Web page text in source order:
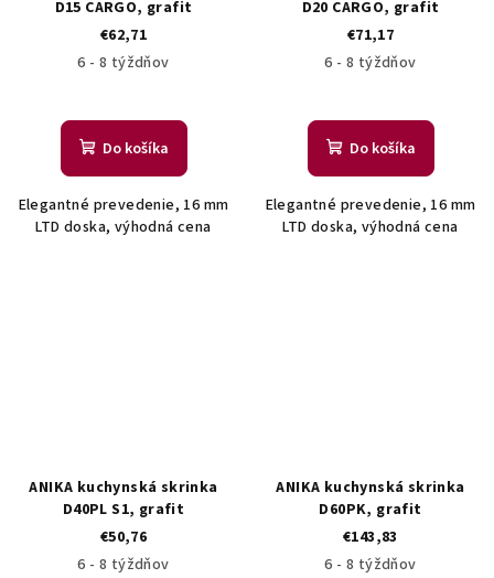
D15 CARGO, grafit
€62,71
6 - 8 týždňov
Do košíka
Elegantné prevedenie, 16 mm
LTD doska, výhodná cena
D20 CARGO, grafit
€71,17
6 - 8 týždňov
Do košíka
Elegantné prevedenie, 16 mm
LTD doska, výhodná cena
ANIKA kuchynská skrinka
D40PL S1, grafit
€50,76
6 - 8 týždňov
ANIKA kuchynská skrinka
D60PK, grafit
€143,83
6 - 8 týždňov